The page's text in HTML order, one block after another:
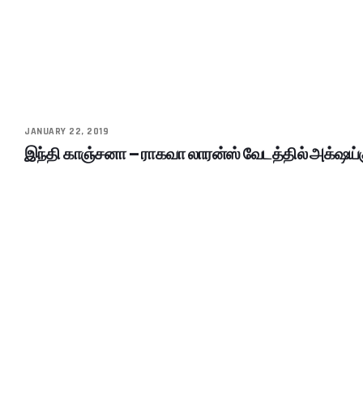
JANUARY 22, 2019
இந்தி காஞ்சனா – ராகவா லாரன்ஸ் வேடத்தில்